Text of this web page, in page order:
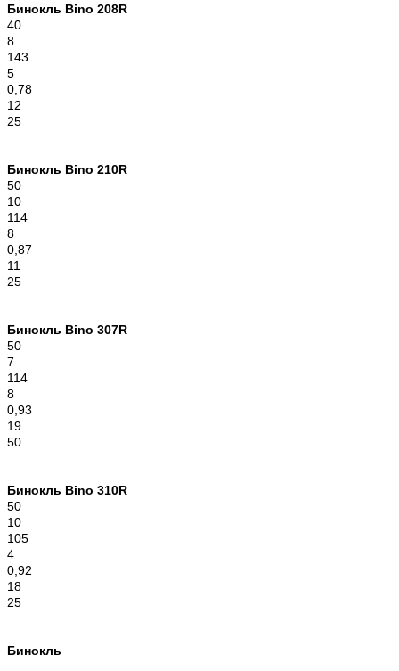
Бинокль Bino 208R
40
8
143
5
0,78
12
25
Бинокль Bino 210R
50
10
114
8
0,87
11
25
Бинокль Bino 307R
50
7
114
8
0,93
19
50
Бинокль Bino 310R
50
10
105
4
0,92
18
25
Бинокль